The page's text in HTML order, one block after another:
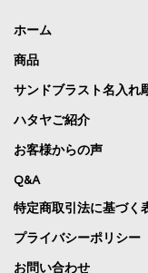
ホーム
商品
サンドブラスト名入れ
ハタヤご紹介
お客様からの声
Q&A
特定商取引法に基づく
プライバシーポリシー
お問い合わせ